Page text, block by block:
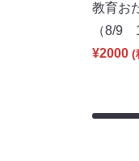
教育お
（8/9
¥2000 (